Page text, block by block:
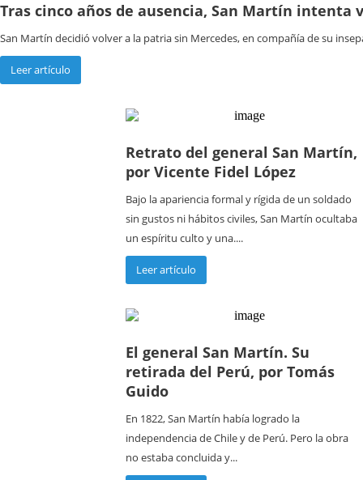
Tras cinco años de ausencia, San Martín intenta
San Martín decidió volver a la patria sin Mercedes, en compañía de su
Leer artículo
Retrato del general San Martín,
por Vicente Fidel López
Bajo la apariencia formal y rígida de un soldado
sin gustos ni hábitos civiles, San Martín ocultaba
un espíritu culto y una....
Leer artículo
El general San Martín. Su
retirada del Perú, por Tomás
Guido
En 1822, San Martín había logrado la
independencia de Chile y de Perú. Pero la obra
no estaba concluida y...